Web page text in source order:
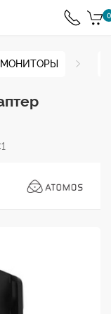
0
Отзывы